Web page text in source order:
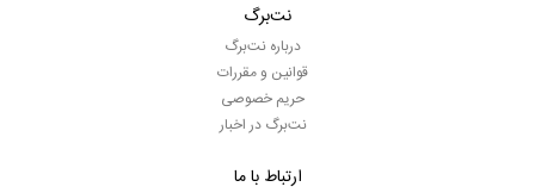
نت‌برگ
درباره نت‌برگ
قوانین و مقررات
حریم خصوصی
نت‌برگ در اخبار
ارتباط با ما